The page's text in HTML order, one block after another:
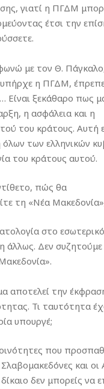
γιατί η ΠΓΔΜ
έτσι την
με τον Θ.
η ΠΓΔΜ,
Είναι ξεκάθαρο πως
η ασφάλεια και η
του κράτους. Αυτή
όλων των ελληνικών
του κράτους αυτού.
πώς θα
τη «Νέα
στο
άλλως. Δεν
αποτελεί την
Τι ταυτότητα
υπουργέ;
που
και οι
δεν μπορείς να